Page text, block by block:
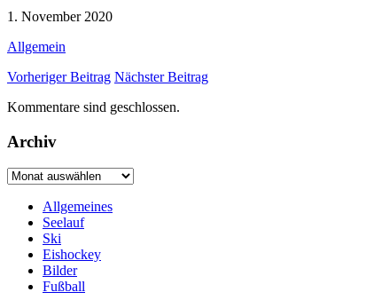
1. November 2020
Allgemein
Vorheriger Beitrag Nächster Beitrag
Kommentare sind geschlossen.
Archiv
Archiv
Allgemeines
Seelauf
Ski
Eishockey
Bilder
Fußball